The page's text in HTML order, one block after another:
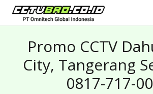
Promo CCTV
City, Tangerang
0817-717-